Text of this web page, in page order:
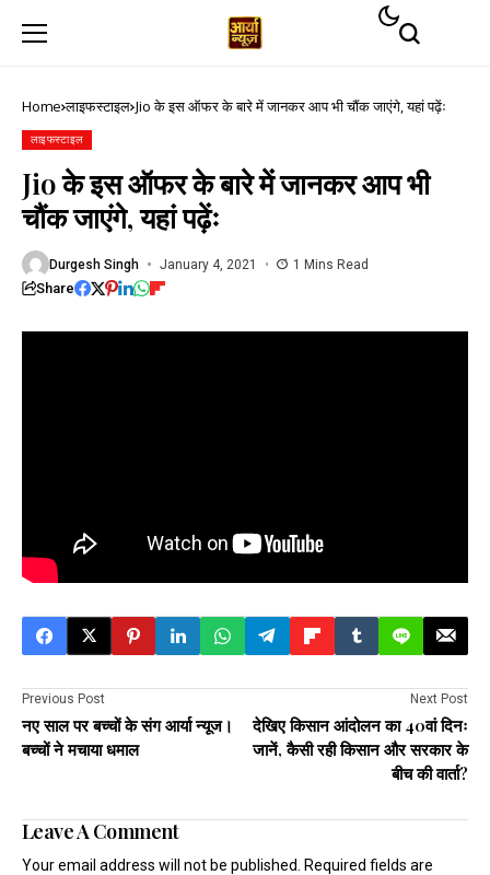
Home लाइफस्टाइल Jio के इस ऑफर के बारे में जानकर आप भी चौंक जाएंगे, यहां पढ़ेंः
लाइफस्टाइल
Jio के इस ऑफर के बारे में जानकर आप भी
चौंक जाएंगे, यहां पढ़ेंः
Durgesh Singh January 4, 2021 1 Mins Read
Share
Previous Post
नए साल पर बच्चों के संग आर्या न्यूज।
बच्चों ने मचाया धमाल
Next Post
देखिए किसान आंदोलन का 40वां दिनः
जानें, कैसी रही किसान और सरकार के
बीच की वार्ता?
Leave A Comment
Your email address will not be published. Required fields are